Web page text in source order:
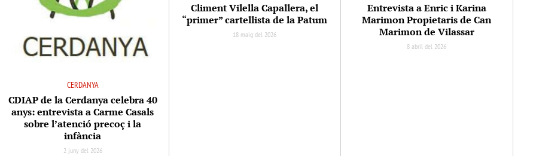
CERDANYA
CDIAP de la Cerdanya celebra 40
anys: entrevista a Carme Casals
sobre l’atenció precoç i la
infància
2 juny del 2026
Climent Vilella Capallera, el
“primer” cartellista de la Patum
18 maig del 2026
Entrevista a Enric i Karina
Marimon Propietaris de Can
Marimon de Vilassar
8 abril del 2026